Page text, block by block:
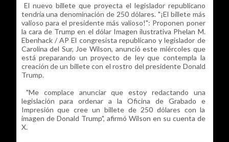
El nuevo billete que proyecta el legislador republicano
tendría una denominación de 250 dólares. "¡El billete más
valioso para el presidente más valioso!": Proponen poner
la cara de Trump en el dólar Imagen ilustrativa Phelan M.
Ebenhack / AP El congresista republicano y legislador de
Carolina del Sur, Joe Wilson, anunció este miércoles que
está preparando un proyecto de ley que contempla la
creación de un billete con el rostro del presidente Donald
Trump.
"Me complace anunciar que estoy redactando una
legislación para ordenar a la Oficina de Grabado e
Impresión que cree un billete de 250 dólares con la
imagen de Donald Trump", afirmó Wilson en su cuenta de
X.